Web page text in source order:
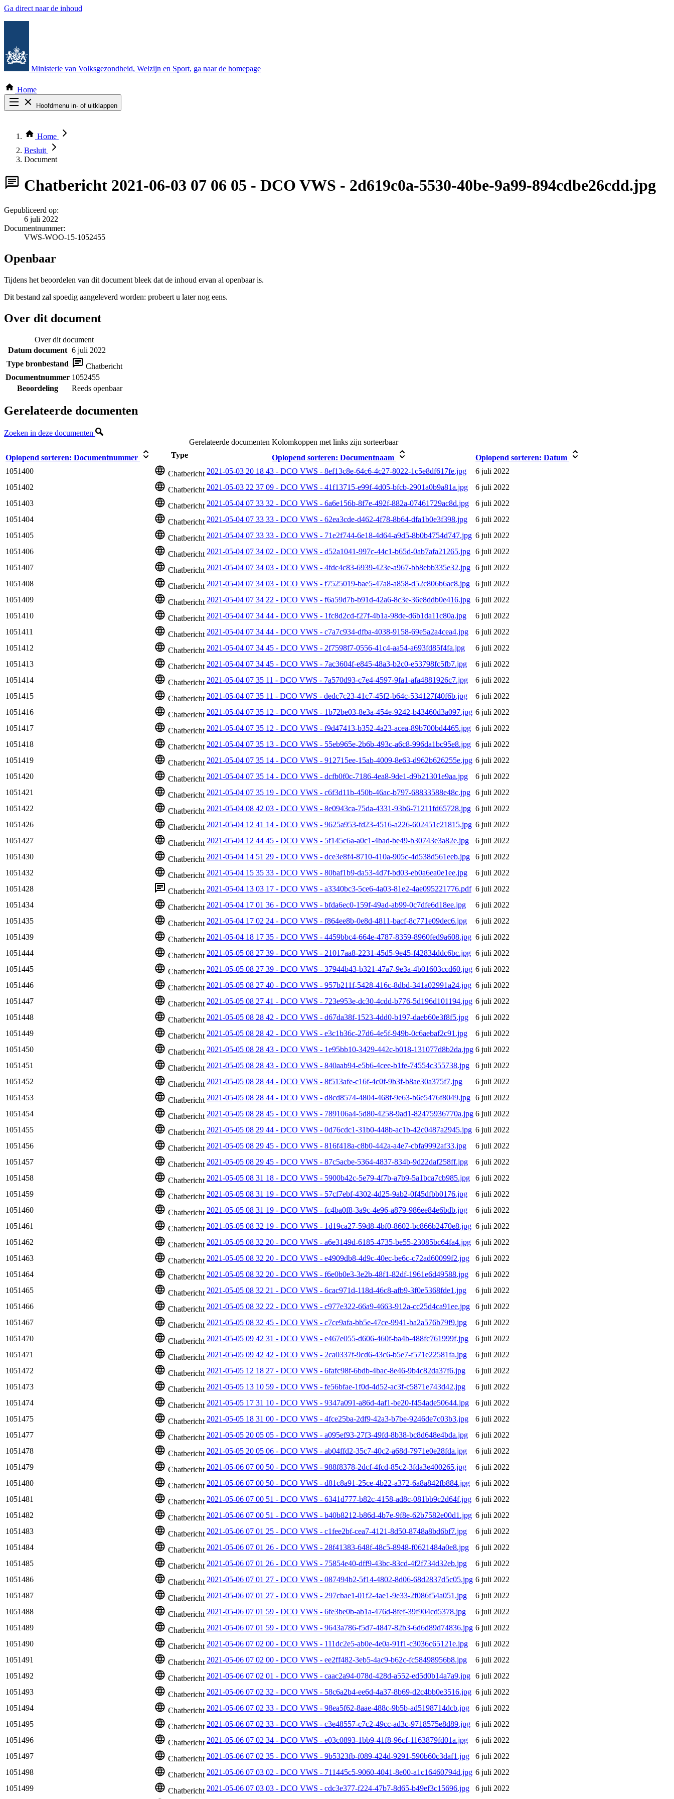
Ga direct naar de inhoud
Ministerie van Volksgezondheid, Welzijn en Sport, ga naar de homepage
Home
Hoofdmenu in- of uitklappen
Thema COVID-19
Bekijk per bestuursorgaan
Home
Besluit
Document
Chatbericht 2021-06-03 07 06 05 - DCO VWS - 2d619c0a-5530-40be-9a99-894cdbe26cdd.jpg
Gepubliceerd op:
6 juli 2022
Documentnummer:
VWS-WOO-15-1052455
Openbaar
Tijdens het beoordelen van dit document bleek dat de inhoud ervan al openbaar is.
Dit bestand zal spoedig aangeleverd worden: probeert u later nog eens.
Over dit document
Over dit document
Datum document 6 juli 2022
Type bronbestand
Chatbericht
Documentnummer 1052455
Beoordeling
Reeds openbaar
Gerelateerde documenten
Zoeken in deze documenten
Gerelateerde documenten Kolomkoppen met links zijn sorteerbaar
Oplopend sorteren: Documentnummer Type Oplopend sorteren: Documentnaam Oplopend sorteren: Datum
1051400
Chatbericht 2021-05-03 20 18 43 - DCO VWS - 8ef13c8e-64c6-4c27-8022-1c5e8df617fe.jpg
6 juli 2022
1051402
Chatbericht 2021-05-03 22 37 09 - DCO VWS - 41f13715-e99f-4d05-bfcb-2901a0b9a81a.jpg
6 juli 2022
1051403
Chatbericht 2021-05-04 07 33 32 - DCO VWS - 6a6e156b-8f7e-492f-882a-07461729ac8d.jpg
6 juli 2022
1051404
Chatbericht 2021-05-04 07 33 33 - DCO VWS - 62ea3cde-d462-4f78-8b64-dfa1b0e3f398.jpg
6 juli 2022
1051405
Chatbericht 2021-05-04 07 33 33 - DCO VWS - 71e2f744-6e18-4d64-a9d5-8b0b4754d747.jpg 6 juli 2022
1051406
Chatbericht 2021-05-04 07 34 02 - DCO VWS - d52a1041-997c-44c1-b65d-0ab7afa21265.jpg 6 juli 2022
1051407
Chatbericht 2021-05-04 07 34 03 - DCO VWS - 4fdc4c83-6939-423e-a967-bb8ebb335e32.jpg 6 juli 2022
1051408
Chatbericht 2021-05-04 07 34 03 - DCO VWS - f7525019-bae5-47a8-a858-d52c806b6ac8.jpg
6 juli 2022
1051409
Chatbericht 2021-05-04 07 34 22 - DCO VWS - f6a59d7b-b91d-42a6-8c3e-36e8ddb0e416.jpg 6 juli 2022
1051410
Chatbericht 2021-05-04 07 34 44 - DCO VWS - 1fc8d2cd-f27f-4b1a-98de-d6b1da11c80a.jpg
6 juli 2022
1051411
Chatbericht 2021-05-04 07 34 44 - DCO VWS - c7a7c934-dfba-4038-9158-69e5a2a4cea4.jpg
6 juli 2022
1051412
Chatbericht 2021-05-04 07 34 45 - DCO VWS - 2f7598f7-0556-41c4-aa54-a693fd85f4fa.jpg
6 juli 2022
1051413
Chatbericht 2021-05-04 07 34 45 - DCO VWS - 7ac3604f-e845-48a3-b2c0-e53798fc5fb7.jpg
6 juli 2022
1051414
Chatbericht 2021-05-04 07 35 11 - DCO VWS - 7a570d93-c7e4-4597-9fa1-afa4881926c7.jpg
6 juli 2022
1051415
Chatbericht 2021-05-04 07 35 11 - DCO VWS - dedc7c23-41c7-45f2-b64c-534127f40f6b.jpg
6 juli 2022
1051416
Chatbericht 2021-05-04 07 35 12 - DCO VWS - 1b72be03-8e3a-454e-9242-b43460d3a097.jpg 6 juli 2022
1051417
Chatbericht 2021-05-04 07 35 12 - DCO VWS - f9d47413-b352-4a23-acea-89b700bd4465.jpg 6 juli 2022
1051418
Chatbericht 2021-05-04 07 35 13 - DCO VWS - 55eb965e-2b6b-493c-a6c8-996da1bc95e8.jpg 6 juli 2022
1051419
Chatbericht 2021-05-04 07 35 14 - DCO VWS - 912715ee-15ab-4009-8e63-d962b626255e.jpg 6 juli 2022
1051420
Chatbericht 2021-05-04 07 35 14 - DCO VWS - dcfb0f0c-7186-4ea8-9de1-d9b21301e9aa.jpg
6 juli 2022
1051421
Chatbericht 2021-05-04 07 35 19 - DCO VWS - c6f3d11b-450b-46ac-b797-68833588e48c.jpg 6 juli 2022
1051422
Chatbericht 2021-05-04 08 42 03 - DCO VWS - 8e0943ca-75da-4331-93b6-71211fd65728.jpg 6 juli 2022
1051426
Chatbericht 2021-05-04 12 41 14 - DCO VWS - 9625a953-fd23-4516-a226-602451c21815.jpg 6 juli 2022
1051427
Chatbericht 2021-05-04 12 44 45 - DCO VWS - 5f145c6a-a0c1-4bad-be49-b30743e3a82e.jpg
6 juli 2022
1051430
Chatbericht 2021-05-04 14 51 29 - DCO VWS - dce3e8f4-8710-410a-905c-4d538d561eeb.jpg
6 juli 2022
1051432
Chatbericht 2021-05-04 15 35 33 - DCO VWS - 80baf1b9-da53-4d7f-bd03-eb0a6ea0e1ee.jpg
6 juli 2022
1051428
Chatbericht 2021-05-04 13 03 17 - DCO VWS - a3340bc3-5ce6-4a03-81e2-4ae095221776.pdf 6 juli 2022
1051434
Chatbericht 2021-05-04 17 01 36 - DCO VWS - bfda6ec0-159f-49ad-ab99-0c7dfe6d18ee.jpg
6 juli 2022
1051435
Chatbericht 2021-05-04 17 02 24 - DCO VWS - f864ee8b-0e8d-4811-bacf-8c771e09dec6.jpg
6 juli 2022
1051439
Chatbericht 2021-05-04 18 17 35 - DCO VWS - 4459bbc4-664e-4787-8359-8960fed9a608.jpg 6 juli 2022
1051444
Chatbericht 2021-05-05 08 27 39 - DCO VWS - 21017aa8-2231-45d5-9e45-f42834ddc6bc.jpg 6 juli 2022
1051445
Chatbericht 2021-05-05 08 27 39 - DCO VWS - 37944b43-b321-47a7-9e3a-4b01603ccd60.jpg 6 juli 2022
1051446
Chatbericht 2021-05-05 08 27 40 - DCO VWS - 957b211f-5428-416c-8dbd-341a02991a24.jpg 6 juli 2022
1051447
Chatbericht 2021-05-05 08 27 41 - DCO VWS - 723e953e-dc30-4cdd-b776-5d196d101194.jpg 6 juli 2022
1051448
Chatbericht 2021-05-05 08 28 42 - DCO VWS - d67da38f-1523-4dd0-b197-daeb60e3f8f5.jpg
6 juli 2022
1051449
Chatbericht 2021-05-05 08 28 42 - DCO VWS - e3c1b36c-27d6-4e5f-949b-0c6aebaf2c91.jpg
6 juli 2022
1051450
Chatbericht 2021-05-05 08 28 43 - DCO VWS - 1e95bb10-3429-442c-b018-131077d8b2da.jpg 6 juli 2022
1051451
Chatbericht 2021-05-05 08 28 43 - DCO VWS - 840aab94-e5b6-4cee-b1fe-74554c355738.jpg
6 juli 2022
1051452
Chatbericht 2021-05-05 08 28 44 - DCO VWS - 8f513afe-c16f-4c0f-9b3f-b8ae30a375f7.jpg
6 juli 2022
1051453
Chatbericht 2021-05-05 08 28 44 - DCO VWS - d8cd8574-4804-468f-9e63-b6e5476f8049.jpg 6 juli 2022
1051454
Chatbericht 2021-05-05 08 28 45 - DCO VWS - 789106a4-5d80-4258-9ad1-82475936770a.jpg 6 juli 2022
1051455
Chatbericht 2021-05-05 08 29 44 - DCO VWS - 0d76cdc1-31b0-448b-ac1b-42c0487a2945.jpg 6 juli 2022
1051456
Chatbericht 2021-05-05 08 29 45 - DCO VWS - 816f418a-c8b0-442a-a4e7-cbfa9992af33.jpg
6 juli 2022
1051457
Chatbericht 2021-05-05 08 29 45 - DCO VWS - 87c5acbe-5364-4837-834b-9d22daf258ff.jpg
6 juli 2022
1051458
Chatbericht 2021-05-05 08 31 18 - DCO VWS - 5900b42c-5e79-4f7b-a7b9-5a1bca7cb985.jpg
6 juli 2022
1051459
Chatbericht 2021-05-05 08 31 19 - DCO VWS - 57cf7ebf-4302-4d25-9ab2-0f45dfbb0176.jpg
6 juli 2022
1051460
Chatbericht 2021-05-05 08 31 19 - DCO VWS - fc4ba0f8-3a9c-4e96-a879-986ee84e6bdb.jpg
6 juli 2022
1051461
Chatbericht 2021-05-05 08 32 19 - DCO VWS - 1d19ca27-59d8-4bf0-8602-bc866b2470e8.jpg 6 juli 2022
1051462
Chatbericht 2021-05-05 08 32 20 - DCO VWS - a6e3149d-6185-4735-be55-23085bc64fa4.jpg 6 juli 2022
1051463
Chatbericht 2021-05-05 08 32 20 - DCO VWS - e4909db8-4d9c-40ec-be6c-c72ad60099f2.jpg
6 juli 2022
1051464
Chatbericht 2021-05-05 08 32 20 - DCO VWS - f6e0b0e3-3e2b-48f1-82df-1961e6d49588.jpg
6 juli 2022
1051465
Chatbericht 2021-05-05 08 32 21 - DCO VWS - 6cac971d-118d-46c8-afb9-3f0e5368fde1.jpg
6 juli 2022
1051466
Chatbericht 2021-05-05 08 32 22 - DCO VWS - c977e322-66a9-4663-912a-cc25d4ca91ee.jpg
6 juli 2022
1051467
Chatbericht 2021-05-05 08 32 45 - DCO VWS - c7ce9afa-bb5e-47ce-9941-ba2a576b79f9.jpg
6 juli 2022
1051470
Chatbericht 2021-05-05 09 42 31 - DCO VWS - e467e055-d606-460f-ba4b-488fc761999f.jpg
6 juli 2022
1051471
Chatbericht 2021-05-05 09 42 42 - DCO VWS - 2ca0337f-9cd6-43c6-b5e7-f571e22581fa.jpg
6 juli 2022
1051472
Chatbericht 2021-05-05 12 18 27 - DCO VWS - 6fafc98f-6bdb-4bac-8e46-9b4c82da37f6.jpg
6 juli 2022
1051473
Chatbericht 2021-05-05 13 10 59 - DCO VWS - fe56bfae-1f0d-4d52-ac3f-c5871e743d42.jpg
6 juli 2022
1051474
Chatbericht 2021-05-05 17 31 10 - DCO VWS - 9347a091-a86d-4af1-be20-f454ade50644.jpg
6 juli 2022
1051475
Chatbericht 2021-05-05 18 31 00 - DCO VWS - 4fce25ba-2df9-42a3-b7be-9246de7c03b3.jpg
6 juli 2022
1051477
Chatbericht 2021-05-05 20 05 05 - DCO VWS - a095ef93-27f3-49fd-8b38-bc8d648e4bda.jpg
6 juli 2022
1051478
Chatbericht 2021-05-05 20 05 06 - DCO VWS - ab04ffd2-35c7-40c2-a68d-7971e0e28fda.jpg
6 juli 2022
1051479
Chatbericht 2021-05-06 07 00 50 - DCO VWS - 988f8378-2dcf-4fcd-85c2-3fda3e400265.jpg
6 juli 2022
1051480
Chatbericht 2021-05-06 07 00 50 - DCO VWS - d81c8a91-25ce-4b22-a372-6a8a842fb884.jpg
6 juli 2022
1051481
Chatbericht 2021-05-06 07 00 51 - DCO VWS - 6341d777-b82c-4158-ad8c-081bb9c2d64f.jpg 6 juli 2022
1051482
Chatbericht 2021-05-06 07 00 51 - DCO VWS - b40b8212-b86d-4b7e-9f8e-62b7582e00d1.jpg 6 juli 2022
1051483
Chatbericht 2021-05-06 07 01 25 - DCO VWS - c1fee2bf-cea7-4121-8d50-8748a8bd6bf7.jpg
6 juli 2022
1051484
Chatbericht 2021-05-06 07 01 26 - DCO VWS - 28f41383-648f-48c5-8948-f0621484a0e8.jpg
6 juli 2022
1051485
Chatbericht 2021-05-06 07 01 26 - DCO VWS - 75854e40-dff9-43bc-83cd-4f2f734d32eb.jpg
6 juli 2022
1051486
Chatbericht 2021-05-06 07 01 27 - DCO VWS - 087494b2-5f14-4802-8d06-68d2837d5c05.jpg 6 juli 2022
1051487
Chatbericht 2021-05-06 07 01 27 - DCO VWS - 297cbae1-01f2-4ae1-9e33-2f086f54a051.jpg
6 juli 2022
1051488
Chatbericht 2021-05-06 07 01 59 - DCO VWS - 6fe3be0b-ab1a-476d-8fef-39f904cd5378.jpg
6 juli 2022
1051489
Chatbericht 2021-05-06 07 01 59 - DCO VWS - 9643a786-f5d7-4847-82b3-6d6d89d74836.jpg 6 juli 2022
1051490
Chatbericht 2021-05-06 07 02 00 - DCO VWS - 111dc2e5-ab0e-4e0a-91f1-c3036c65121e.jpg
6 juli 2022
1051491
Chatbericht 2021-05-06 07 02 00 - DCO VWS - ee2ff482-3eb5-4ac9-b62c-fc58498956b8.jpg
6 juli 2022
1051492
Chatbericht 2021-05-06 07 02 01 - DCO VWS - caac2a94-078d-428d-a552-ed5d0b14a7a9.jpg 6 juli 2022
1051493
Chatbericht 2021-05-06 07 02 32 - DCO VWS - 58c6a2b4-ee6d-4a37-8b69-d2c4bb0e3516.jpg 6 juli 2022
1051494
Chatbericht 2021-05-06 07 02 33 - DCO VWS - 98ea5f62-8aae-488c-9b5b-ad5198714dcb.jpg
6 juli 2022
1051495
Chatbericht 2021-05-06 07 02 33 - DCO VWS - c3e48557-c7c2-49cc-ad3c-9718575e8d89.jpg 6 juli 2022
1051496
Chatbericht 2021-05-06 07 02 34 - DCO VWS - e03c0893-1bb9-41f8-96cf-1163879fd01a.jpg
6 juli 2022
1051497
Chatbericht 2021-05-06 07 02 35 - DCO VWS - 9b5323fb-f089-424d-9291-590b60c3daf1.jpg
6 juli 2022
1051498
Chatbericht 2021-05-06 07 03 02 - DCO VWS - 711445c5-9060-4041-8e00-a1c16460794d.jpg 6 juli 2022
1051499
Chatbericht 2021-05-06 07 03 03 - DCO VWS - cdc3e377-f224-47b7-8d65-b49ef3c15696.jpg 6 juli 2022